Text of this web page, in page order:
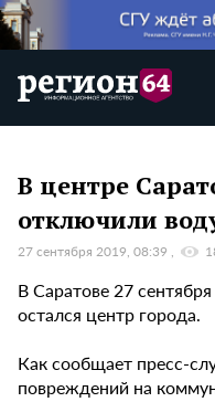
В центре
отключили
27 сентября 2019, 08:39
В Саратове 27
остался центр города.
Как сообщает пресс-
повреждений на